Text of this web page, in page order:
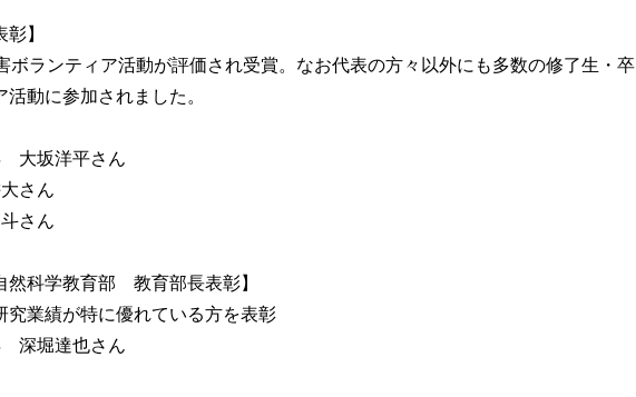
】
ボランティア活動が評価され受賞。なお代表の方々以外にも多数の修了生・卒
動に参加されました。
大坂洋平さん
さん
さん
然科学教育部 教育部長表彰】
究業績が特に優れている方を表彰
深堀達也さん